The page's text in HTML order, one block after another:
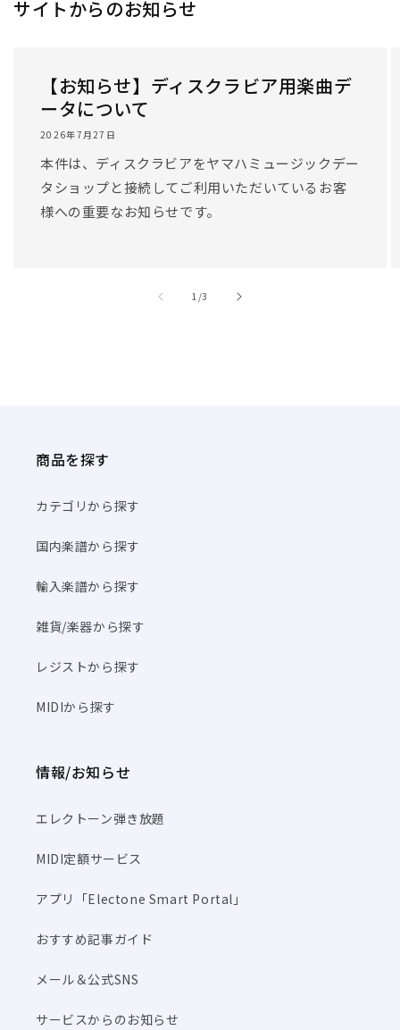
商品を探す
カテゴリから探す
国内楽譜から探す
輸入楽譜から探す
雑貨/楽器から探す
レジストから探す
MIDIから探す
情報/お知らせ
エレクトーン弾き放題
MIDI定額サービス
アプリ「Electone Smart Portal」
おすすめ記事ガイド
メール＆公式SNS
サービスからのお知らせ